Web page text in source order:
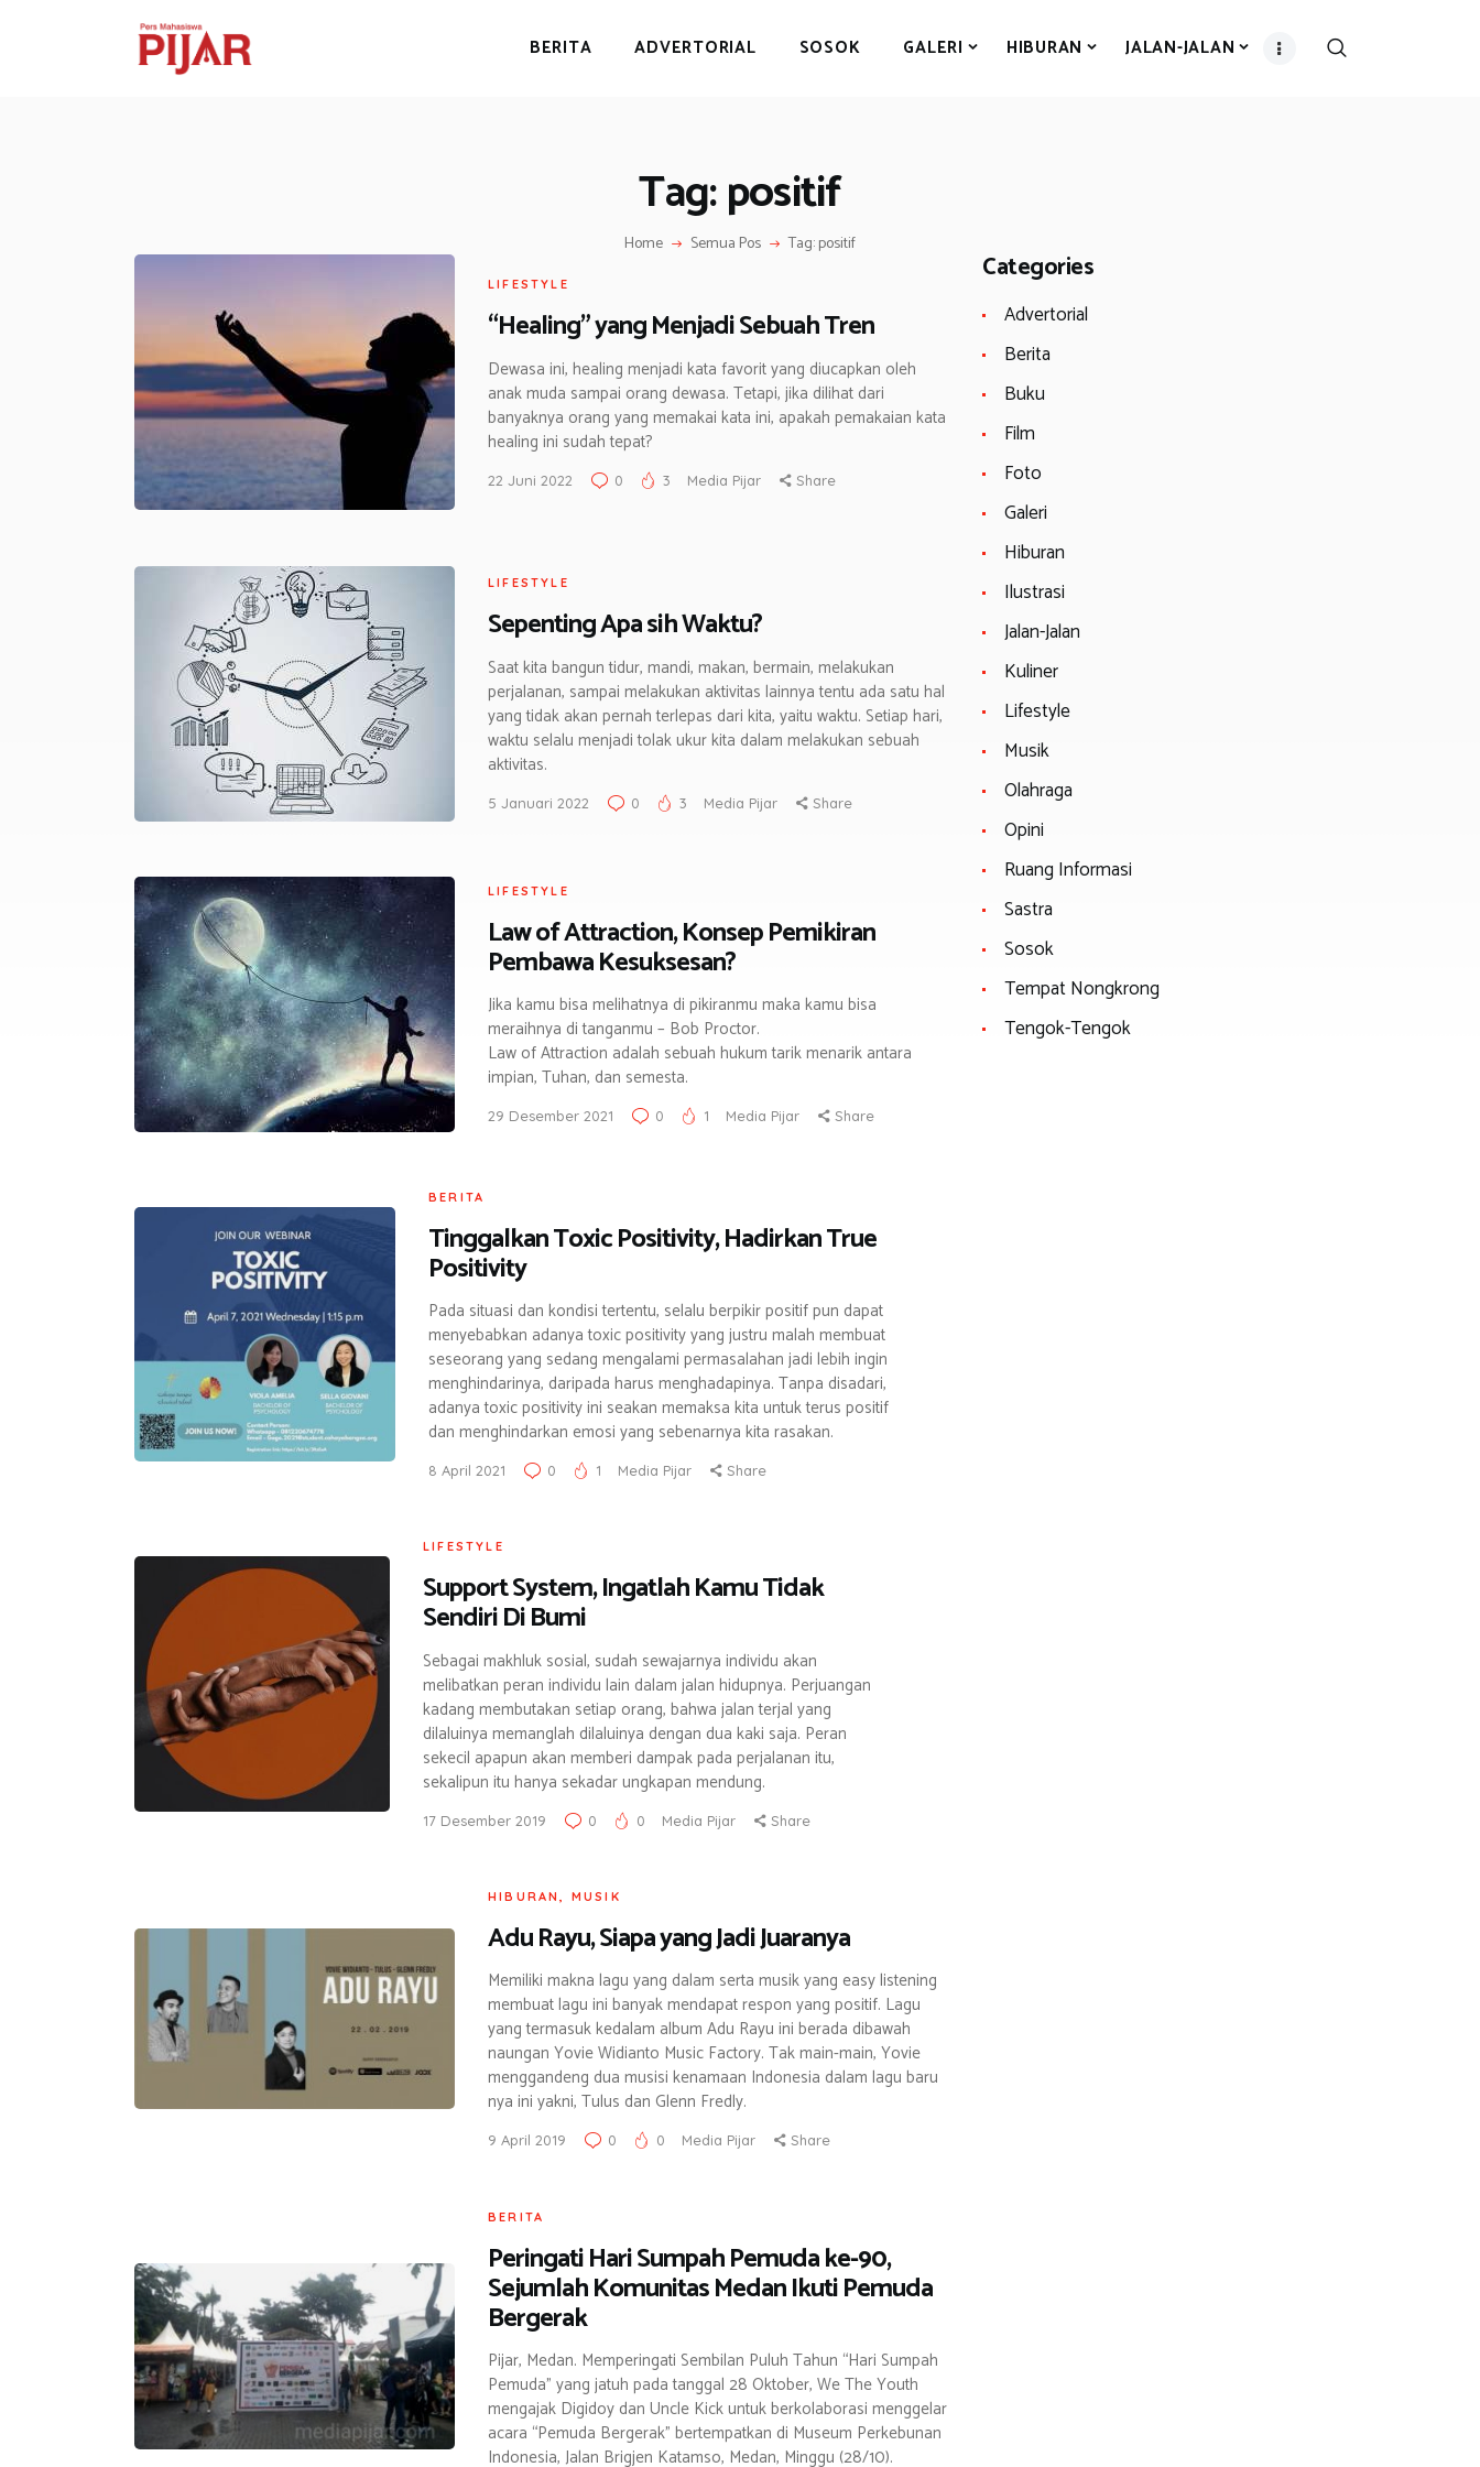
BERITA ADVERTORIAL SOSOK GALERI HIBURAN JALAN-JALAN
Tag: positif
Home Semua Pos Tag: positif
ADVERTORIAL
JALAN-JALAN
GAYA HIDUP
OLAHRAGA
OPINI
LIFESTYLE
“Healing” yang Menjadi Sebuah Tren
Dewasa ini, healing menjadi kata favorit yang diucapkan oleh
anak muda sampai orang dewasa. Tetapi, jika dilihat dari
banyaknya orang yang memakai kata ini, apakah pemakaian kata
healing ini sudah tepat?
22 Juni 2022 0 3 Media Pijar Share
LIFESTYLE
Sepenting Apa sih Waktu?
Saat kita bangun tidur, mandi, makan, bermain, melakukan
perjalanan, sampai melakukan aktivitas lainnya tentu ada satu hal
yang tidak akan pernah terlepas dari kita, yaitu waktu. Setiap hari,
waktu selalu menjadi tolak ukur kita dalam melakukan sebuah
aktivitas.
5 Januari 2022 0 3 Media Pijar Share
LIFESTYLE
Law of Attraction, Konsep Pemikiran
Pembawa Kesuksesan?
Jika kamu bisa melihatnya di pikiranmu maka kamu bisa
meraihnya di tanganmu – Bob Proctor.
Law of Attraction adalah sebuah hukum tarik menarik antara
impian, Tuhan, dan semesta.
29 Desember 2021 0 1 Media Pijar Share
BERITA
Tinggalkan Toxic Positivity, Hadirkan True
Positivity
Pada situasi dan kondisi tertentu, selalu berpikir positif pun dapat
menyebabkan adanya toxic positivity yang justru malah membuat
seseorang yang sedang mengalami permasalahan jadi lebih ingin
menghindarinya, daripada harus menghadapinya. Tanpa disadari,
adanya toxic positivity ini seakan memaksa kita untuk terus positif
dan menghindarkan emosi yang sebenarnya kita rasakan.
8 April 2021 0 1 Media Pijar Share
LIFESTYLE
Support System, Ingatlah Kamu Tidak
Sendiri Di Bumi
Sebagai makhluk sosial, sudah sewajarnya individu akan
melibatkan peran individu lain dalam jalan hidupnya. Perjuangan
kadang membutakan setiap orang, bahwa jalan terjal yang
dilaluinya memanglah dilaluinya dengan dua kaki saja. Peran
sekecil apapun akan memberi dampak pada perjalanan itu,
sekalipun itu hanya sekadar ungkapan mendung.
17 Desember 2019 0 0 Media Pijar Share
HIBURAN, MUSIK
Adu Rayu, Siapa yang Jadi Juaranya
Memiliki makna lagu yang dalam serta musik yang easy listening
membuat lagu ini banyak mendapat respon yang positif. Lagu
yang termasuk kedalam album Adu Rayu ini berada dibawah
naungan Yovie Widianto Music Factory. Tak main-main, Yovie
menggandeng dua musisi kenamaan Indonesia dalam lagu baru
nya ini yakni, Tulus dan Glenn Fredly.
9 April 2019 0 0 Media Pijar Share
BERITA
Peringati Hari Sumpah Pemuda ke-90,
Sejumlah Komunitas Medan Ikuti Pemuda
Bergerak
Pijar, Medan. Memperingati Sembilan Puluh Tahun “Hari Sumpah
Pemuda” yang jatuh pada tanggal 28 Oktober, We The Youth
mengajak Digidoy dan Uncle Kick untuk berkolaborasi menggelar
acara “Pemuda Bergerak” bertempatkan di Museum Perkebunan
Indonesia, Jalan Brigjen Katamso, Medan, Minggu (28/10).
Categories
Advertorial
Berita
Buku
Film
Foto
Galeri
Hiburan
Ilustrasi
Jalan-Jalan
Kuliner
Lifestyle
Musik
Olahraga
Opini
Ruang Informasi
Sastra
Sosok
Tempat Nongkrong
Tengok-Tengok